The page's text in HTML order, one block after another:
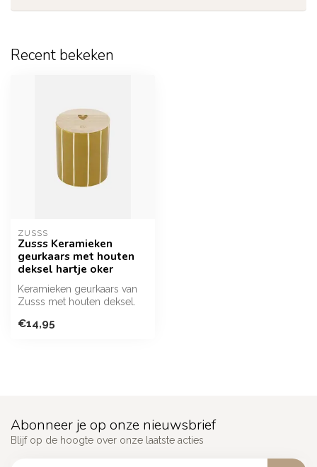
Recent bekeken
ZUSSS
Zusss Keramieken
geurkaars met houten
deksel hartje oker
Keramieken geurkaars van
Zusss met houten deksel.
keramiek he...
€14,95
Abonneer je op onze nieuwsbrief
Blijf op de hoogte over onze laatste acties